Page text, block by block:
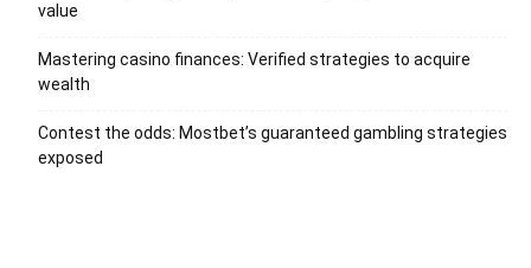
value
Mastering casino finances: Verified strategies to acquire
wealth
Contest the odds: Mostbet’s guaranteed gambling strategies
exposed